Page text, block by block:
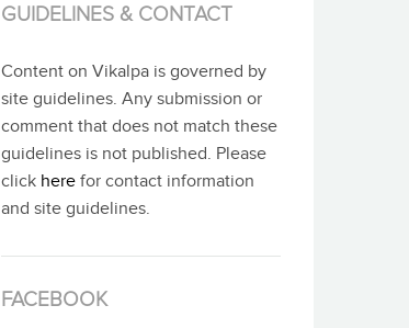
GUIDELINES & CONTACT
Content on Vikalpa is governed by
site guidelines. Any submission or
comment that does not match these
guidelines is not published. Please
click here for contact information
and site guidelines.
FACEBOOK